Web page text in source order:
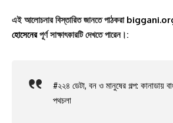
এই আলোচনার বিস্তারিত জানতে পাঠকরা
হোসেনেরপূর্ণ সাক্ষাৎকারটি দেখতে পারেন।:
#২২৪ ডেটা, বন ও মানুষের গল্প: কানাডায়
পথচলা